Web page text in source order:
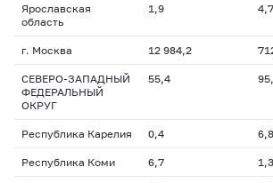
Ярославская
область
1,9 4,7
г. Москва 12 984,2
СЕВЕРО-ЗАПАДНЫЙ
ФЕДЕРАЛЬНЫЙ
ОКРУГ
55,4
Республика Карелия 0,4 6,8
Республика Коми 6,7 1,3